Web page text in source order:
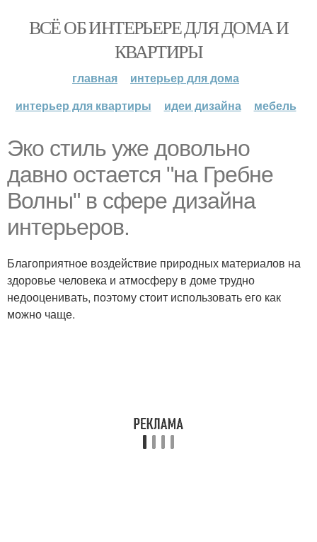
ВСЁ ОБ ИНТЕРЬЕРЕ ДЛЯ ДОМА И
КВАРТИРЫ
главная
интерьер для дома
интерьер для квартиры
идеи дизайна мебель
Эко стиль уже довольно
давно остается "на Гребне
Волны" в сфере дизайна
интерьеров.
Благоприятное воздействие природных материалов на
здоровье человека и атмосферу в доме трудно
недооценивать, поэтому стоит использовать его как
можно чаще.